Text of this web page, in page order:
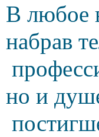
В любое
набрав
но и